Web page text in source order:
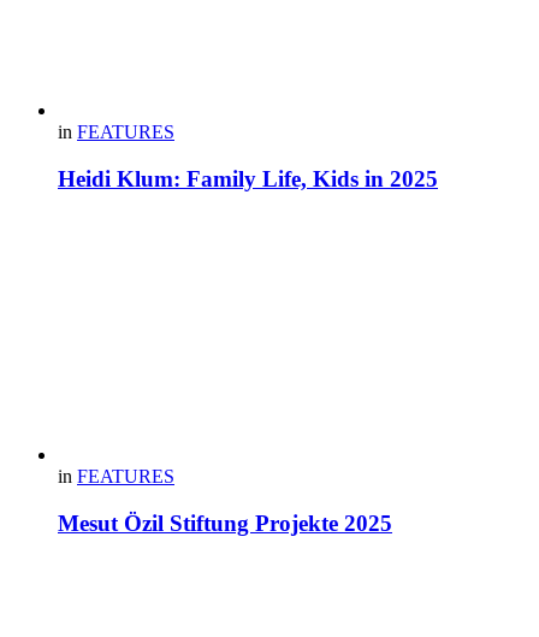
in FEATURES
Heidi Klum: Family Life, Kids in 2025
in FEATURES
Mesut Özil Stiftung Projekte 2025